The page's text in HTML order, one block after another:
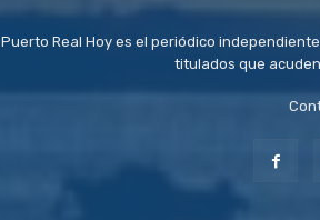
Puerto Real Hoy es el periódico
titulados que